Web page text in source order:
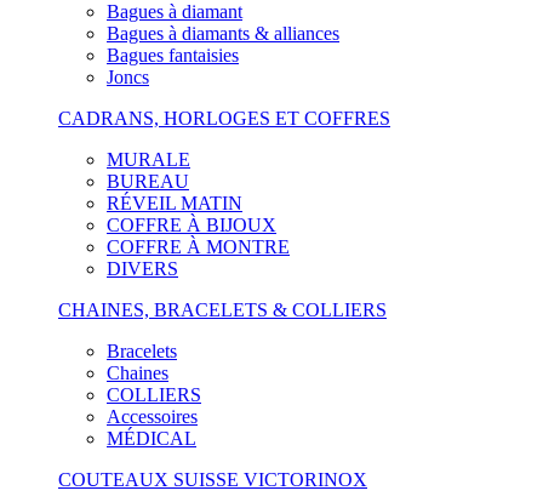
Bagues à diamant
Bagues à diamants & alliances
Bagues fantaisies
Joncs
CADRANS, HORLOGES ET COFFRES
MURALE
BUREAU
RÉVEIL MATIN
COFFRE À BIJOUX
COFFRE À MONTRE
DIVERS
CHAINES, BRACELETS & COLLIERS
Bracelets
Chaines
COLLIERS
Accessoires
MÉDICAL
COUTEAUX SUISSE VICTORINOX